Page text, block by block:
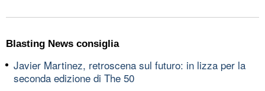
Blasting News consiglia
Javier Martinez, retroscena sul futuro: in lizza per la
seconda edizione di The 50